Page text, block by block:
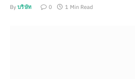
By บริษัท 0 1 Min Read